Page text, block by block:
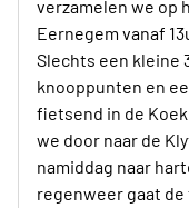
verzamelen we op
Eernegem vanaf
Slechts een kleine
knooppunten en
fietsend in de
we door naar de
namiddag naar
regenweer gaat